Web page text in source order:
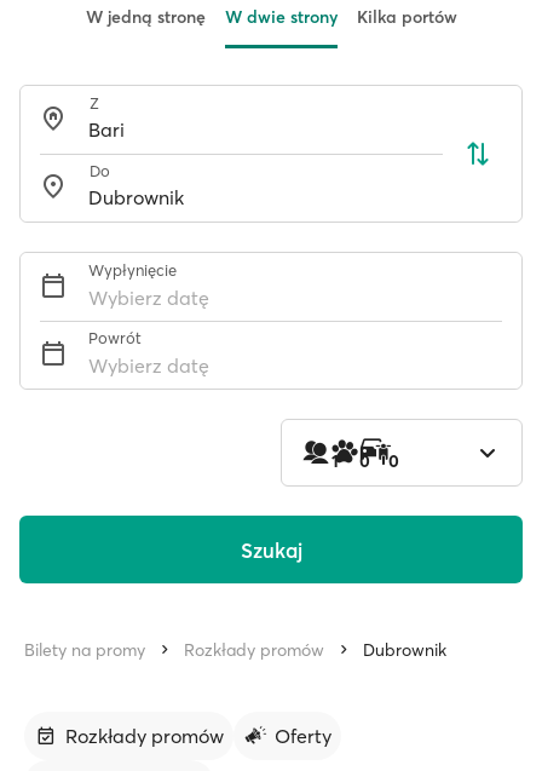
W jedną stronę W dwie strony Kilka portów
Z
Do
Wypłynięcie
Wybierz datę
Powrót
Wybierz datę
1 0 0
Szukaj
Bilety na promy Rozkłady promów Dubrownik
Rozkłady promów
Oferty